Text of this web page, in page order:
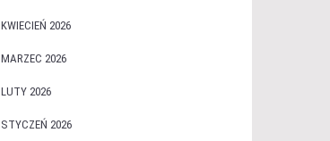
KWIECIEŃ 2026
MARZEC 2026
LUTY 2026
STYCZEŃ 2026